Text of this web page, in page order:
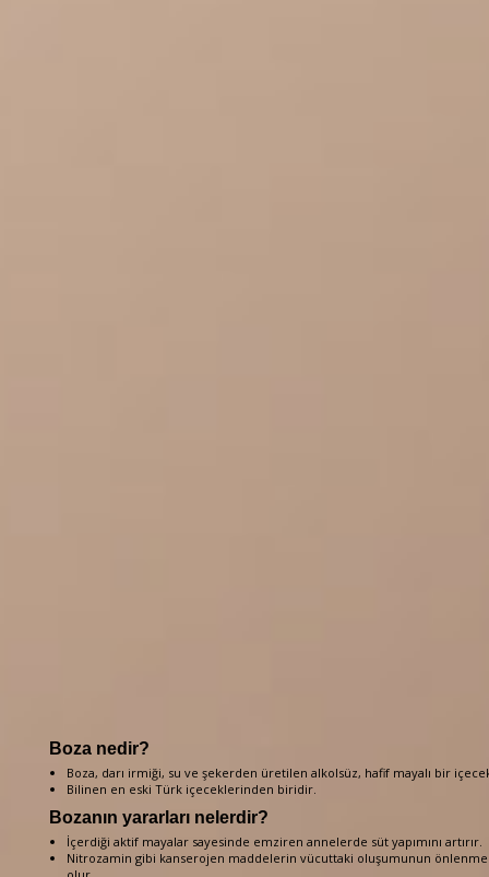
Boza nedir?
Boza, darı irmiği, su ve şekerden üretilen alkolsüz, hafif mayalı bir
Bilinen en eski Türk içeceklerinden biridir.
Bozanın yararları nelerdir?
İçerdiği aktif mayalar sayesinde emziren annelerde süt yapımını artırır.
Nitrozamin gibi kanserojen maddelerin vücuttaki oluşumunun